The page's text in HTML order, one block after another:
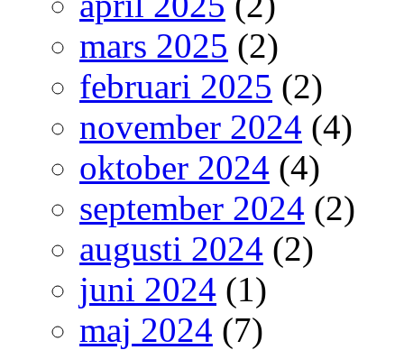
mars 2025 (2)
februari 2025 (2)
november 2024 (4)
oktober 2024 (4)
september 2024 (2)
augusti 2024 (2)
juni 2024 (1)
maj 2024 (7)